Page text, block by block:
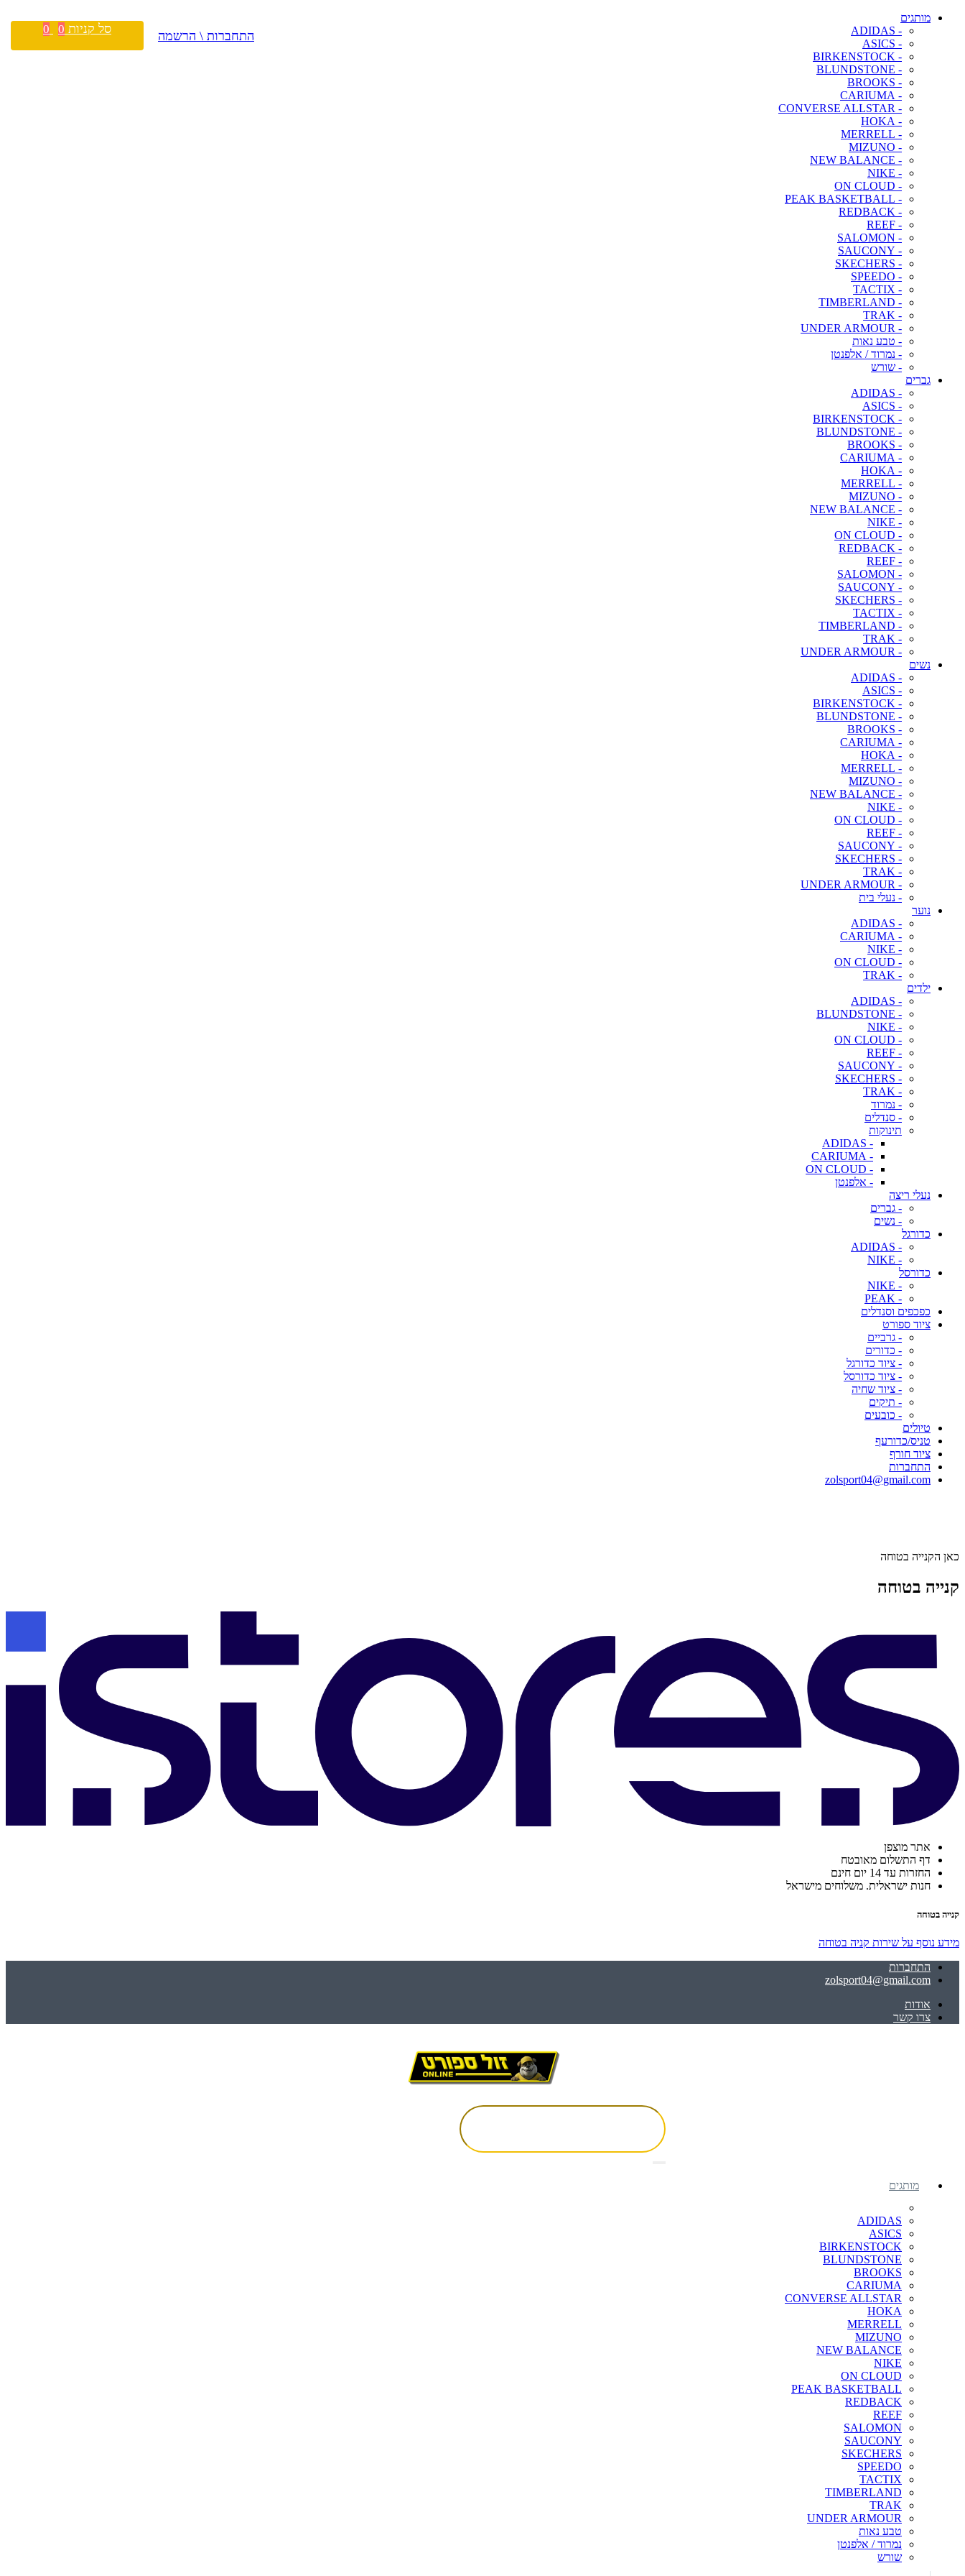
מותגים
- ADIDAS
- ASICS
- BIRKENSTOCK
- BLUNDSTONE
- BROOKS
- CARIUMA
- CONVERSE ALLSTAR
- HOKA
- MERRELL
- MIZUNO
- NEW BALANCE
- NIKE
- ON CLOUD
- PEAK BASKETBALL
- REDBACK
- REEF
- SALOMON
- SAUCONY
- SKECHERS
- SPEEDO
- TACTIX
- TIMBERLAND
- TRAK
- UNDER ARMOUR
- טבע נאות
- נמרוד / אלפנטן
- שורש
גברים
- ADIDAS
- ASICS
- BIRKENSTOCK
- BLUNDSTONE
- BROOKS
- CARIUMA
- HOKA
- MERRELL
- MIZUNO
- NEW BALANCE
- NIKE
- ON CLOUD
- REDBACK
- REEF
- SALOMON
- SAUCONY
- SKECHERS
- TACTIX
- TIMBERLAND
- TRAK
- UNDER ARMOUR
נשים
- ADIDAS
- ASICS
- BIRKENSTOCK
- BLUNDSTONE
- BROOKS
- CARIUMA
- HOKA
- MERRELL
- MIZUNO
- NEW BALANCE
- NIKE
- ON CLOUD
- REEF
- SAUCONY
- SKECHERS
- TRAK
- UNDER ARMOUR
- נעלי בית
נוער
- ADIDAS
- CARIUMA
- NIKE
- ON CLOUD
- TRAK
ילדים
- ADIDAS
- BLUNDSTONE
- NIKE
- ON CLOUD
- REEF
- SAUCONY
- SKECHERS
- TRAK
- נמרוד
- סנדלים
תינוקות
- ADIDAS
- CARIUMA
- ON CLOUD
- אלפנטן
נעלי ריצה
- גברים
- נשים
כדורגל
- ADIDAS
- NIKE
כדורסל
- NIKE
- PEAK
כפכפים וסנדלים
ציוד ספורט
- גרביים
- כדורים
- ציוד כדורגל
- ציוד כדורסל
- ציוד שחיה
- תיקים
- כובעים
טיולים
טניס/כדורעף
ציוד חורף
התחברות
zolsport04@gmail.com
כאן הקנייה בטוחה
קנייה בטוחה
אתר מוצפן
דף התשלום מאובטח
החזרות עד 14 יום חינם
חנות ישראלית. משלוחים מישראל
קנייה בטוחה
מידע נוסף על שירות קניה בטוחה
התחברות
zolsport04@gmail.com
אודות
צרו קשר
התחברות \ הרשמה סל קניות 0
0
מותגים
ADIDAS
ASICS
BIRKENSTOCK
BLUNDSTONE
BROOKS
CARIUMA
CONVERSE ALLSTAR
HOKA
MERRELL
MIZUNO
NEW BALANCE
NIKE
ON CLOUD
PEAK BASKETBALL
REDBACK
REEF
SALOMON
SAUCONY
SKECHERS
SPEEDO
TACTIX
TIMBERLAND
TRAK
UNDER ARMOUR
טבע נאות
נמרוד / אלפנטן
שורש